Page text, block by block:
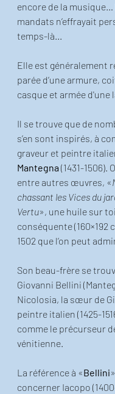
encore de la musique…
mandats n’effrayait
temps-là...
Elle est généralement
parée d’une armure,
casque et armée d'une
Il se trouve que de
s’en sont inspirés, à
graveur et peintre
Mantegna (1431-1506).
entre autres œuvres, «
chassant les Vices du
Vertu», une huile sur
conséquente (160×192
1502 que l’on peut
Son beau-frère se
Giovanni Bellini
Nicolosia, la sœur de
peintre italien (1425-
comme le précurseur
vénitienne.
La référence à «Bellini
concerner Iacopo